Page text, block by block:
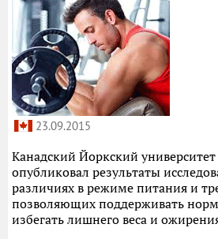
23.09.2015
Канадский Йоркский
опубликовал результаты
различиях в режиме питания и
позволяющих поддерживать
избегать лишнего веса и